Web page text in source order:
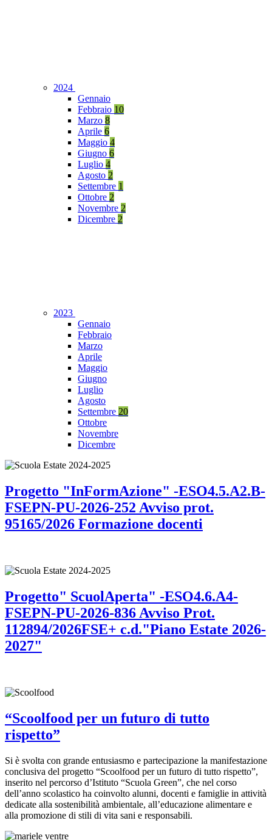
2024
Gennaio
Febbraio 10
Marzo 8
Aprile 6
Maggio 4
Giugno 6
Luglio 4
Agosto 2
Settembre 1
Ottobre 2
Novembre 2
Dicembre 2
2023
Gennaio
Febbraio
Marzo
Aprile
Maggio
Giugno
Luglio
Agosto
Settembre 20
Ottobre
Novembre
Dicembre
Progetto "InFormAzione" -ESO4.5.A2.B-
FSEPN-PU-2026-252 Avviso prot.
95165/2026 Formazione docenti
Progetto" ScuolAperta" -ESO4.6.A4-
FSEPN-PU-2026-836 Avviso Prot.
112894/2026FSE+ c.d."Piano Estate 2026-
2027"
“Scoolfood per un futuro di tutto
rispetto”
Si è svolta con grande entusiasmo e partecipazione la manifestazione
conclusiva del progetto “Scoolfood per un futuro di tutto rispetto”,
inserito nel percorso d’Istituto “Scuola Green”, che nel corso
dell’anno scolastico ha coinvolto alunni, docenti e famiglie in attività
dedicate alla sostenibilità ambientale, all’educazione alimentare e
alla promozione di stili di vita sani e responsabili.